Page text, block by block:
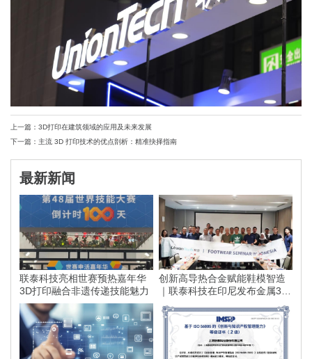
上一篇：3D打印在建筑领域的应用及未来发展
下一篇：主流 3D 打印技术的优点剖析：精准抉择指南
最新新闻
联泰科技亮相世赛预热嘉年华
3D打印融合非遗传递技能魅力
创新高导热合金赋能鞋模智造
｜联泰科技在印尼发布金属3D
打印落地方案